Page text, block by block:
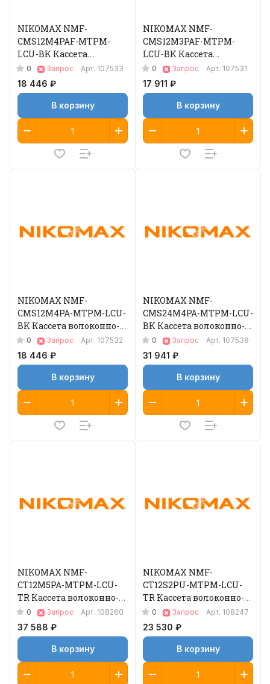
NIKOMAX NMF-
CMS12M4PAF-MTPM-
LCU-BK Кассета
волоконно-оптическая
0 Запрос Арт. 107533
18 446 ₽
В корзину
NIKOMAX NMF-
CMS12M3PAF-MTPM-
LCU-BK Кассета
волоконно-оптическая
0 Запрос Арт. 107531
17 911 ₽
В корзину
NIKOMAX NMF-
CMS12M4PA-MTPM-LCU-
BK Кассета волоконно-
оптическая
0 Запрос Арт. 107532
18 446 ₽
В корзину
NIKOMAX NMF-
CMS24M4PA-MTPM-LCU-
BK Кассета волоконно-
оптическая
0 Запрос Арт. 107538
31 941 ₽
В корзину
NIKOMAX NMF-
CT12M5PA-MTPM-LCU-
TR Кассета волоконно-
оптическая
0 Запрос Арт. 108260
37 588 ₽
В корзину
NIKOMAX NMF-
CT12S2PU-MTPM-LCU-
TR Кассета волоконно-
оптическая
0 Запрос Арт. 108247
23 530 ₽
В корзину